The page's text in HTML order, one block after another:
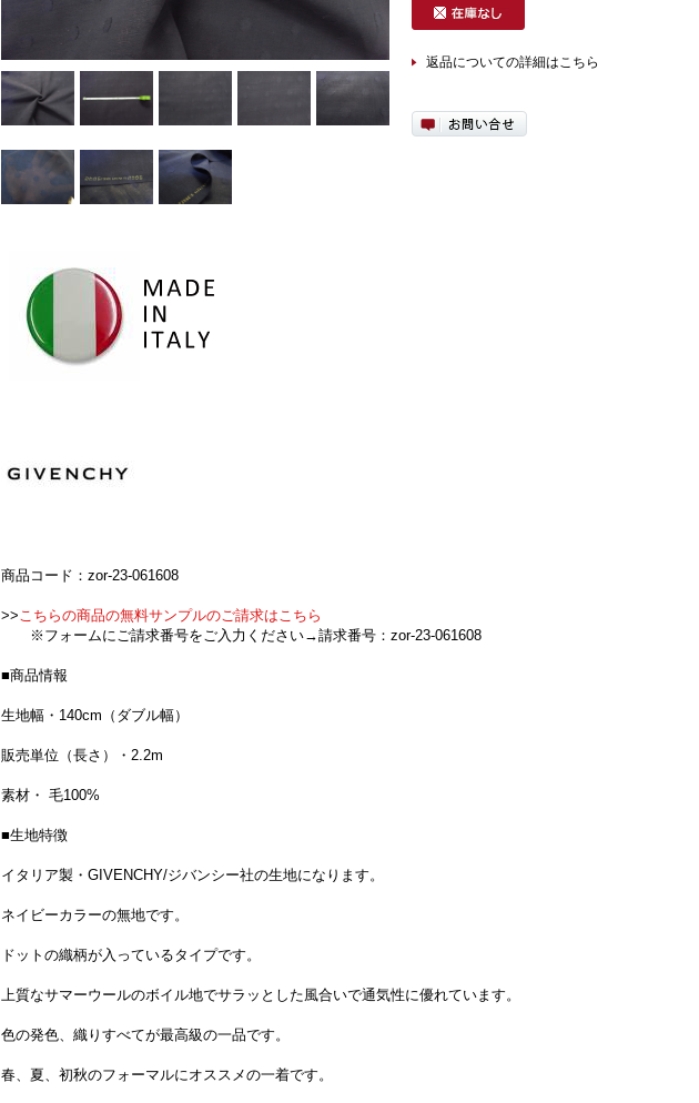
返品についての詳細はこちら
商品コード：zor-23-061608
>> こちらの商品の無料サンプルのご請求はこちら
※フォームにご請求番号をご入力ください→請求番号：zor-23-061608
■商品情報
生地幅・140cm（ダブル幅）
販売単位（長さ）・2.2m
素材・ 毛100%
■生地特徴
イタリア製・GIVENCHY/ジバンシー社の生地になります。
ネイビーカラーの無地です。
ドットの織柄が入っているタイプです。
上質なサマーウールのボイル地でサラッとした風合いで通気性に優れています。
色の発色、織りすべてが最高級の一品です。
春、夏、初秋のフォーマルにオススメの一着です。